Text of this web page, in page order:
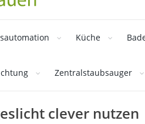
Küche
Zentralstaubsauger
clever nutzen